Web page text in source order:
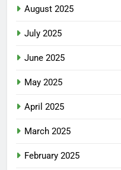
August 2025
July 2025
June 2025
May 2025
April 2025
March 2025
February 2025